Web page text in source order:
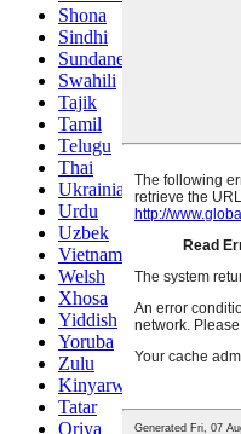
Shona
Sindhi
Sundanese
Swahili
Tajik
Tamil
Telugu
Thai
Ukrainian
Urdu
Uzbek
Vietnamese
Welsh
Xhosa
Yiddish
Yoruba
Zulu
Kinyarwanda
Tatar
Oriya